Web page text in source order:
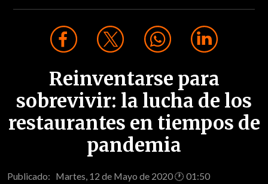
Reinventarse para
sobrevivir: la lucha de los
restaurantes en tiempos de
pandemia
Publicado: Martes, 12 de Mayo de 2020 🕐 01:50